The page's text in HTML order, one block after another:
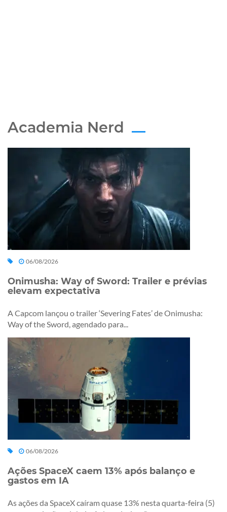
Academia Nerd
06/08/2026
Onimusha: Way of Sword: Trailer e prévias
elevam expectativa
A Capcom lançou o trailer ‘Severing Fates’ de Onimusha:
Way of the Sword, agendado para...
06/08/2026
Ações SpaceX caem 13% após balanço e
gastos em IA
As ações da SpaceX caíram quase 13% nesta quarta-feira (5)